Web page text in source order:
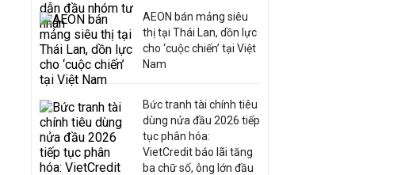
AEON bán mảng siêu
thị tại Thái Lan, dồn lực
cho ‘cuộc chiến’ tại Việt
Nam
Bức tranh tài chính tiêu
dùng nửa đầu 2026 tiếp
tục phân hóa:
VietCredit báo lãi tăng
ba chữ số, ông lớn đầu